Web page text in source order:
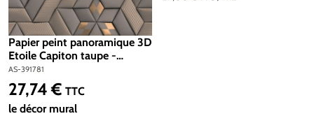
Papier peint panoramique 3D
Etoile Capiton taupe -
Metropolitan Travel Stories
d'A.S. Création | Réf. AS-
391781
AS-391781
Prix régulier :
27,74 € TTC
le décor mural